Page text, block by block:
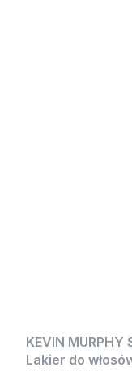
KEVIN MURPHY
Lakier do